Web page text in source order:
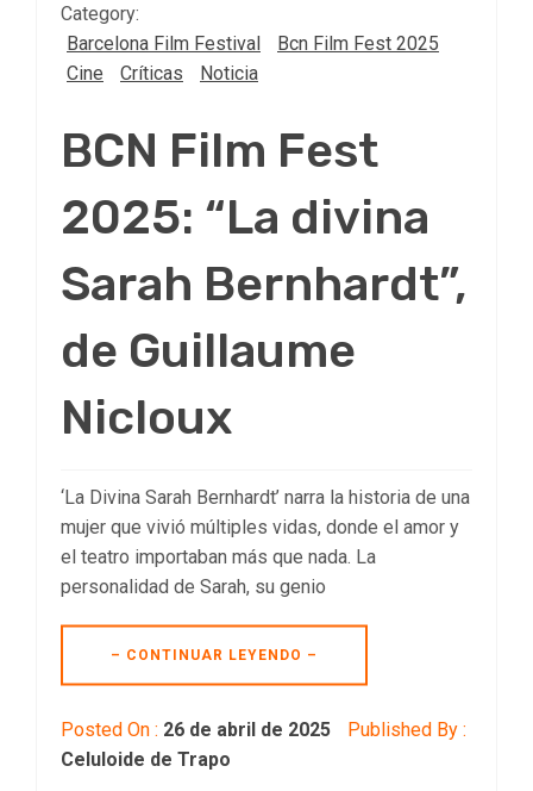
Category:
Barcelona Film Festival
Bcn Film Fest 2025
Cine
Críticas Noticia
BCN Film Fest
2025: “La divina
Sarah Bernhardt”,
de Guillaume
Nicloux
‘La Divina Sarah Bernhardt’ narra la historia de una
mujer que vivió múltiples vidas, donde el amor y
el teatro importaban más que nada. La
personalidad de Sarah, su genio
– CONTINUAR LEYENDO –
Posted On : 26 de abril de 2025
Published By :
Celuloide de Trapo